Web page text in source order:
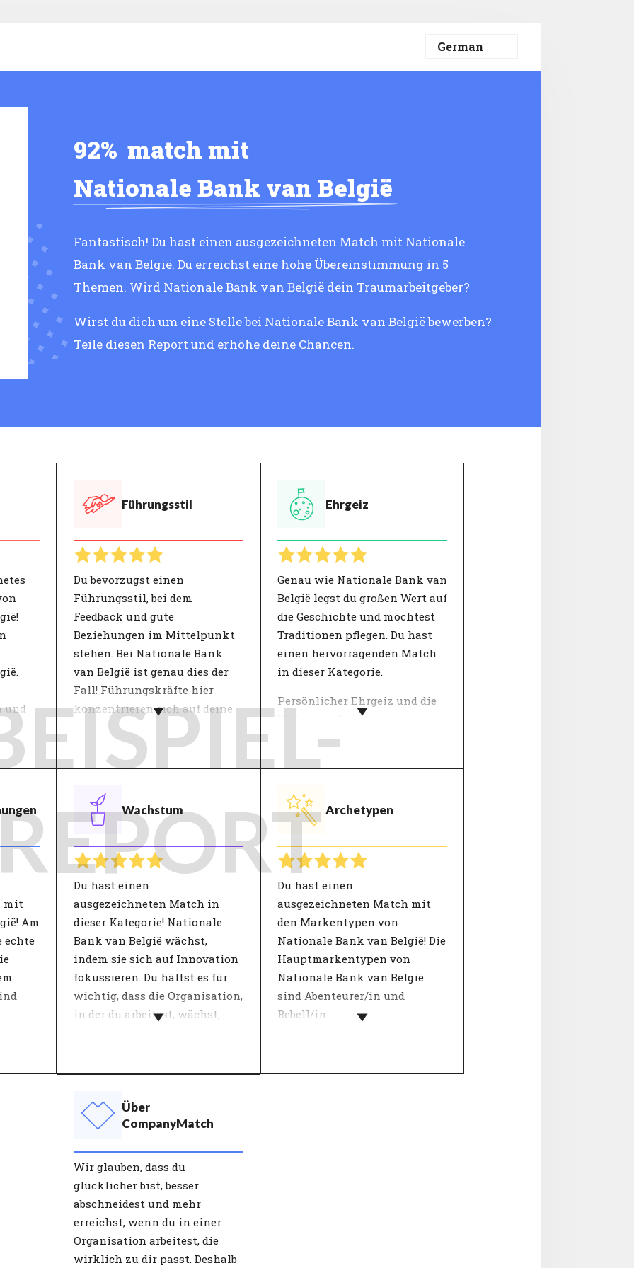
92% match mit
Nationale Bank van België
Fantastisch! Du hast einen ausgezeichneten Match mit Nationale
Bank van België. Du erreichst eine hohe Übereinstimmung in 5
Themen. Wird Nationale Bank van België dein Traumarbeitgeber?
Wirst du dich um eine Stelle bei Nationale Bank van België bewerben?
Teile diesen Report und erhöhe deine Chancen.
und
Führungsstil
Du bevorzugst einen
Führungsstil, bei dem
Feedback und gute
Beziehungen im Mittelpunkt
stehen. Bei Nationale Bank
van België ist genau dies der
Fall! Führungskräfte hier
konzentrieren sich auf deine
persönliche Entwicklung.
Der Führungsstil hat einen
großen Einfluss auf die
Arbeitszufriedenheit und
Produktivität. Innerhalb von
Teams sorgt eine gute
Führungskraft für
Engagement, Vertrauen und
Zufriedenheit. Eine
Führungspersönlichkeit trägt
daher in hohem Maße zu den
Zielen der Organisation bei.
Nur mit angemessener
Leitung werden
Teammitglieder optimale
Leistungen erbringen und die
Ehrgeiz
Genau wie Nationale Bank van
België legst du großen Wert auf
die Geschichte und möchtest
Traditionen pflegen. Du hast
einen hervorragenden Match
in dieser Kategorie.
Persönlicher Ehrgeiz und die
Vision der Organisation
kommen bei diesem Thema
bei der Arbeit und in deinem
Leben? Menschen, die für eine
Organisation mit einer klaren
Ambition arbeiten, an die sie
wirklich glauben, finden mehr
Sinn in ihrer Arbeit.
mit
Am
echte
Wachstum
Du hast einen
ausgezeichneten Match in
dieser Kategorie! Nationale
Bank van België wächst,
indem sie sich auf Innovation
fokussieren. Du hältst es für
wichtig, dass die Organisation,
in der du arbeitest, wächst,
Die Wachstumsstrategie der
Organisation beeinflusst die
Entwicklung der
Mitarbeitenden. Dies bestimmt
den Ansatz der Aktivitäten.
Schwerpunkte können
Zusammenarbeit, Innovation,
Ergebnisse und Prozesse sein.
Personen, die in Bezug auf die
Wachstumsstrategie gut zur
Archetypen
Du hast einen
ausgezeichneten Match mit
den Markentypen von
Nationale Bank van België! Die
Hauptmarkentypen von
Nationale Bank van België
sind Abenteurer/in und
Rebell/in.
Über
CompanyMatch
Wir glauben, dass du
glücklicher bist, besser
abschneidest und mehr
erreichst, wenn du in einer
Organisation arbeitest, die
wirklich zu dir passt. Deshalb